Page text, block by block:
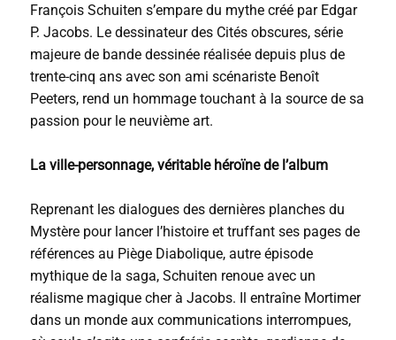
François Schuiten s’empare du mythe créé par Edgar
P. Jacobs. Le dessinateur des Cités obscures, série
majeure de bande dessinée réalisée depuis plus de
trente-cinq ans avec son ami scénariste Benoît
Peeters, rend un hommage touchant à la source de sa
passion pour le neuvième art.
La ville-personnage, véritable héroïne de l’album
Reprenant les dialogues des dernières planches du
Mystère pour lancer l’histoire et truffant ses pages de
références au Piège Diabolique, autre épisode
mythique de la saga, Schuiten renoue avec un
réalisme magique cher à Jacobs. Il entraîne Mortimer
dans un monde aux communications interrompues,